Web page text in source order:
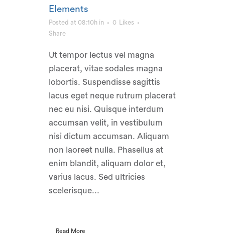
Elements
Posted at 08:10h in 0
Likes
Share
Ut tempor lectus vel magna
placerat, vitae sodales magna
lobortis. Suspendisse sagittis
lacus eget neque rutrum placerat
nec eu nisi. Quisque interdum
accumsan velit, in vestibulum
nisi dictum accumsan. Aliquam
non laoreet nulla. Phasellus at
enim blandit, aliquam dolor et,
varius lacus. Sed ultricies
scelerisque...
Read More